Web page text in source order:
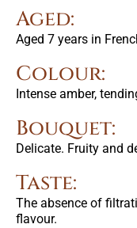
Aged:
Aged 7 years in
Colour:
Intense amber,
Bouquet:
Delicate. Fruity and
Taste:
The absence of
flavour.